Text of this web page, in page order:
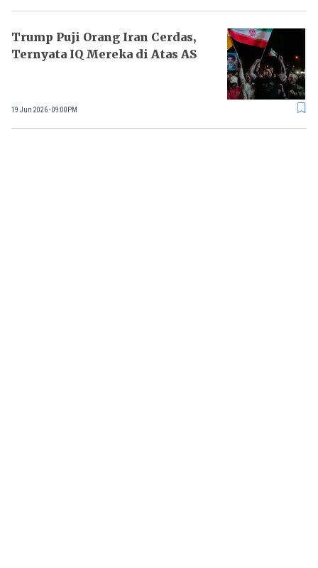
Trump Puji Orang Iran Cerdas,
Ternyata IQ Mereka di Atas AS
19 Jun 2026 - 09:00PM